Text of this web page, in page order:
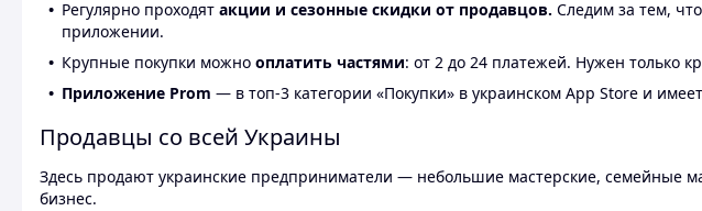
Регулярно проходят акции и сезонные скидки от продавцов. Следим за тем,
приложении.
Крупные покупки можно оплатить частями: от 2 до 24 платежей. Нужен только
Приложение Prom — в топ-3 категории «Покупки» в украинском App Store и
Продавцы со всей Украины
Здесь продают украинские предприниматели — небольшие мастерские, семейные
бизнес.